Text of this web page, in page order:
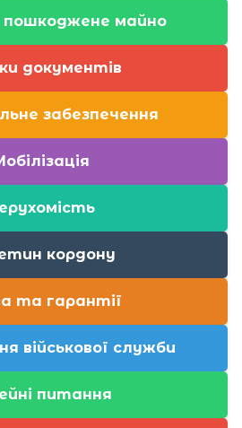
пошкоджене майно
документів
забезпечення
кордону
та гарантії
військової служби
питання